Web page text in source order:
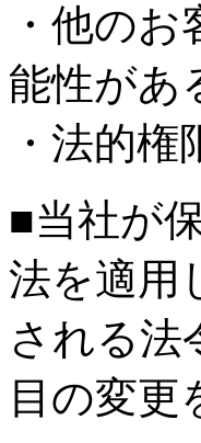
・他の
能性があ
・法的
■当社が
法を適用
される法
目の変更